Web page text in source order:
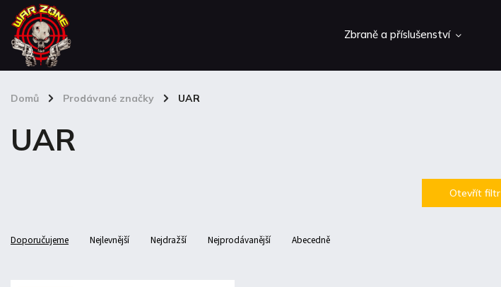
Zbraně a příslušenství
Domů / Prodávané značky / UAR
UAR
Otevřít filtr
Doporučujeme Nejlevnější Nejdražší Nejprodávanější Abecedně